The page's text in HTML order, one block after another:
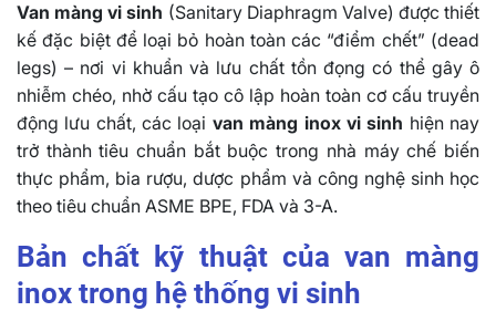
Van màng vi sinh (Sanitary Diaphragm Valve) được thiết
kế đặc biệt để loại bỏ hoàn toàn các “điểm chết” (dead
legs) – nơi vi khuẩn và lưu chất tồn đọng có thể gây ô
nhiễm chéo, nhờ cấu tạo cô lập hoàn toàn cơ cấu truyền
động lưu chất, các loại van màng inox vi sinh hiện nay
trở thành tiêu chuẩn bắt buộc trong nhà máy chế biến
thực phẩm, bia rượu, dược phẩm và công nghệ sinh học
theo tiêu chuẩn ASME BPE, FDA và 3-A.
Bản chất kỹ thuật của van màng
inox trong hệ thống vi sinh